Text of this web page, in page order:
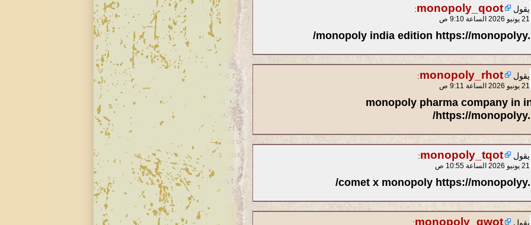
يقول monopoly_qoot
:
21 يونيو 2026 الساعة 9:10 ص
monopoly india edition https://
يقول monopoly_rhot
:
21 يونيو 2026 الساعة 9:11 ص
monopoly pharma company in
https://
يقول monopoly_tqot
:
21 يونيو 2026 الساعة 10:55 ص
comet x monopoly https://
يقول monopoly_qwot
: